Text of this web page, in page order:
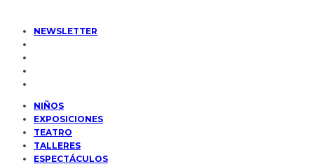
NEWSLETTER
NIÑOS
EXPOSICIONES
TEATRO
TALLERES
ESPECTÁCULOS